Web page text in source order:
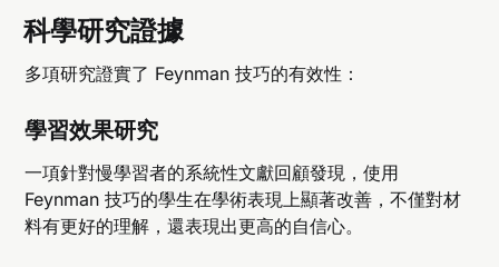
科學研究證據
多項研究證實了 Feynman 技巧的有效性：
學習效果研究
一項針對慢學習者的系統性文獻回顧發現，使用
Feynman 技巧的學生在學術表現上顯著改善，不僅對材
料有更好的理解，還表現出更高的自信心。